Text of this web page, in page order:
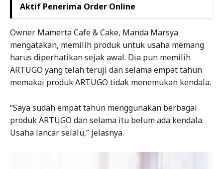
Aktif Penerima Order Online
Owner Mamerta Cafe & Cake, Manda Marsya
mengatakan, memilih produk untuk usaha memang
harus diperhatikan sejak awal. Dia pun memilih
ARTUGO yang telah teruji dan selama empat tahun
memakai produk ARTUGO tidak menemukan kendala.
“Saya sudah empat tahun menggunakan berbagai
produk ARTUGO dan selama itu belum ada kendala.
Usaha lancar selalu,” jelasnya.